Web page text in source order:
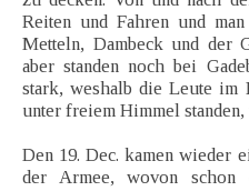
Reiten und Fahren und
Metteln, Dambeck und der
aber standen noch bei
stark, weshalb die Leute im
unter freiem Himmel
Den 19. Dec. kamen wieder
der Armee, wovon schon